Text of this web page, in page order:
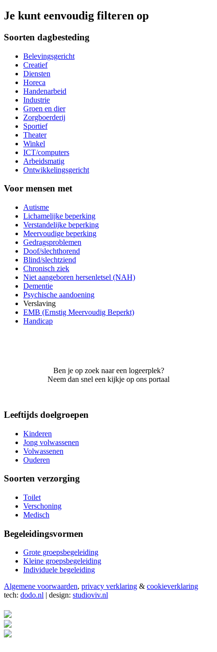
Je kunt eenvoudig filteren op
Soorten dagbesteding
Belevingsgericht
Creatief
Diensten
Horeca
Handenarbeid
Industrie
Groen en dier
Zorgboerderij
Sportief
Theater
Winkel
ICT/computers
Arbeidsmatig
Ontwikkelingsgericht
Voor mensen met
Autisme
Lichamelijke beperking
Verstandelijke beperking
Meervoudige beperking
Gedragsproblemen
Doof/slechthorend
Blind/slechtziend
Chronisch ziek
Niet aangeboren hersenletsel (NAH)
Dementie
Psychische aandoening
Verslaving
EMB (Ernstig Meervoudig Beperkt)
Handicap
Ben je op zoek naar een logeerplek?
Neem dan snel een kijkje op ons portaal
Leeftijds doelgroepen
Kinderen
Jong volwassenen
Volwassenen
Ouderen
Soorten verzorging
Toilet
Verschoning
Medisch
Begeleidingsvormen
Grote groepsbegeleiding
Kleine groepsbegeleiding
Individuele begeleiding
Algemene voorwaarden, privacy verklaring & cookieverklaring
tech: dodo.nl design: studioviv.nl